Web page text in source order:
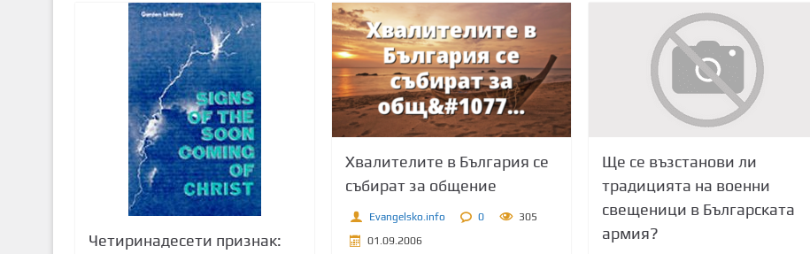
Четиринадесети признак:
Хвалителите в България се
събират за общение
Evangelsko.info 0
305
01.09.2006
Ще се възстанови ли
традицията на военни
свещеници в Българската
армия?